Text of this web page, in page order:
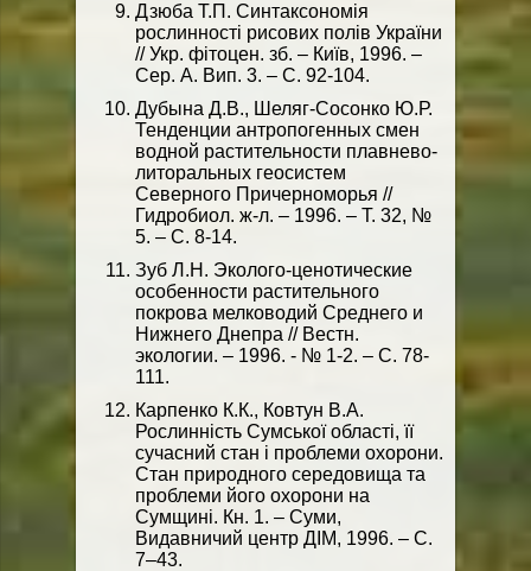
Дзюба Т.П. Синтаксономія
рослинності рисових полів України
// Укр. фітоцен. зб. – Київ, 1996. –
Сер. А. Вип. 3. – С. 92-104.
Дубына Д.В., Шеляг-Сосонко Ю.Р.
Тенденции антропогенных смен
водной растительности плавнево-
литоральных геосистем
Северного Причерноморья //
Гидробиол. ж-л. – 1996. – Т. 32, №
5. – С. 8-14.
Зуб Л.Н. Эколого-ценотические
особенности растительного
покрова мелководий Среднего и
Нижнего Днепра // Вестн.
экологии. – 1996. - № 1-2. – С. 78-
111.
Карпенко К.К., Ковтун В.А.
Рослинність Сумської області, її
сучасний стан і проблеми охорони.
Стан природного середовища та
проблеми його охорони на
Сумщині. Кн. 1. – Суми,
Видавничий центр ДІМ, 1996. – С.
7–43.